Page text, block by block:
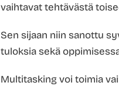
vaihtavat tehtävästä
Sen sijaan niin sanottu
tuloksia sekä
Multitasking voi toimia